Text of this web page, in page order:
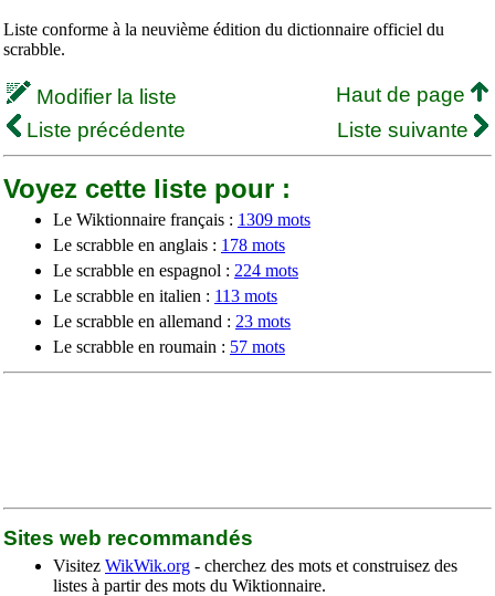
Liste conforme à la neuvième édition du dictionnaire officiel du
scrabble.
Modifier la liste
Haut de page
Liste précédente
Liste suivante
Voyez cette liste pour :
Le Wiktionnaire français : 1309 mots
Le scrabble en anglais : 178 mots
Le scrabble en espagnol : 224 mots
Le scrabble en italien : 113 mots
Le scrabble en allemand : 23 mots
Le scrabble en roumain : 57 mots
Sites web recommandés
Visitez WikWik.org - cherchez des mots et construisez des
listes à partir des mots du Wiktionnaire.